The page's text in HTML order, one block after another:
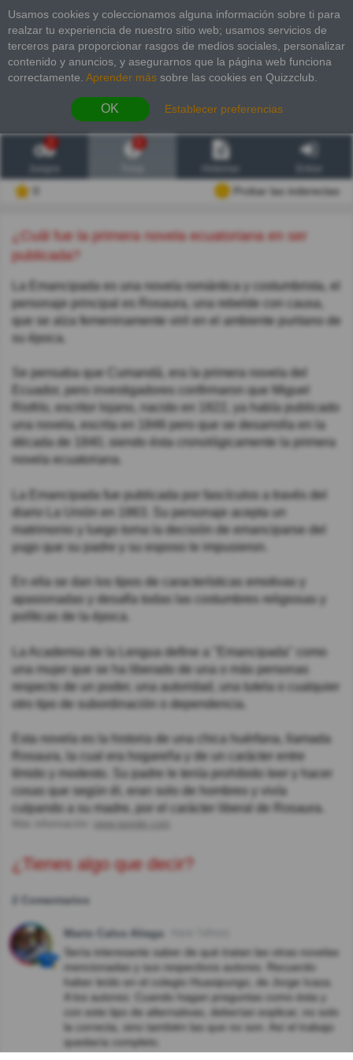
Usamos cookies y coleccionamos alguna información sobre ti para
realzar tu experiencia de nuestro sitio web; usamos servicios de
terceros para proporcionar rasgos de medios sociales, personalizar
contenido y anuncios, y asegurarnos que la página web funciona
correctamente. Aprender más sobre las cookies en Quizzclub.
OK Establecer preferencias
2
Probar las inderectas
¿Cuál fue la primera novela ecuatoriana en ser
publicada?
La Emancipada es una novela romántica y costumbrista, el
personaje principal es Rosaura, una rebelde con causa,
que se alza femeninamente viril en el ambiente puritano de
su época.
Se pensaba que Cumandá, era la primera novela del
Ecuador, pero investigadores confirmaron que Miguel
Riofrío, escritor lojano, nacido en 1822, ya había publicado
una novela, escrita en 1846 pero que se desarrolla en la
década de 1840, siendo ésta cronológicamente la primera
novela ecuatoriana.
La Emancipada fue publicada por fascículos a través del
diario La Unión en 1863. Su personaje acepta un
matrimonio y luego toma la decisión de emanciparse del
yugo que su padre y su esposo le impusieron.
En ella se dan los tipos de características emotivas y
apasionadas y desafía todas las costumbres religiosas y
políticas de la época.
La Academia de la Lengua define a "Emancipada" como
una mujer que se ha liberado de una o más personas
respecto de un poder, una autoridad, una tutela o cualquier
otro tipo de subordinación o dependencia.
Esta novela es la historia de una chica huérfana, llamada
Rosaura, la cual era hogareña y de un carácter entre
tímido y modesto. Su padre le tenía prohibido leer y hacer
cosas que según él, eran solo de hombres y vivía
culpando a su madre, por el carácter liberal de Rosaura.
¿Tienes algo que decir?
2 Comentarios
Mario Calvo Aliaga
Sería interesante saber de qué tratan las otras novelas
mencionadas y sus respectivos autores. Recuerdo
haber leído en el colegio Huasipungo, de Jorge Icaza.
A los autores: Cuando hagan preguntas como ésta y
con este tipo de alternativas, deberían explicar, no solo
la correcta, sino también las que no son. Así el trabajo
quedaría completo.